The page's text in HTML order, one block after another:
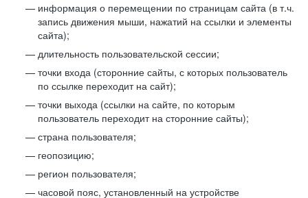
информация о перемещении по страницам сайта (в т.ч.
запись движения мыши, нажатий на ссылки и элементы
сайта);
длительность пользовательской сессии;
точки входа (сторонние сайты, с которых пользователь
по ссылке переходит на сайт);
точки выхода (ссылки на сайте, по которым
пользователь переходит на сторонние сайты);
страна пользователя;
геопозицию;
регион пользователя;
часовой пояс, установленный на устройстве